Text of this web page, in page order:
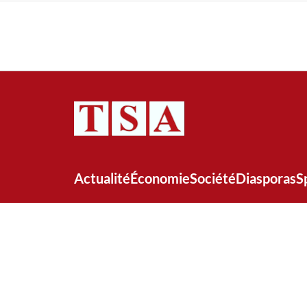
ActualitéÉconomieSociétéDiasporas